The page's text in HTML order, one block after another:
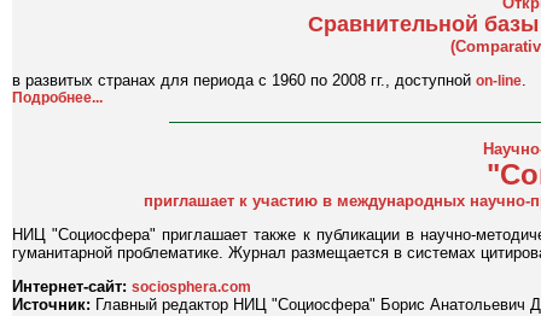
Сравнительной
в развитых странах для периода с 1960 по 2008 гг., доступной on-line.
Подробнее...
приглашает к участию в международных научно-
НИЦ "Социосфера" приглашает также к публикации в научно-
гуманитарной проблематике. Журнал размещается в системах
Интернет-сайт: sociosphera.com
Источник: Главный редактор НИЦ "Социосфера" Борис Анатольевич